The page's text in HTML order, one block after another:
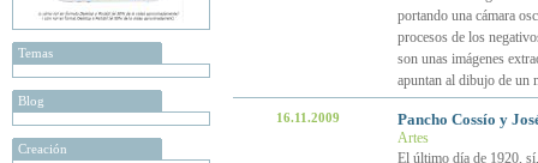
Temas
Blog
Creación
portando una cámara
procesos de los
son unas imágenes
apuntan al dibujo de un
16.11.2009 Pancho Cossío y
Artes
El último día de 1920,